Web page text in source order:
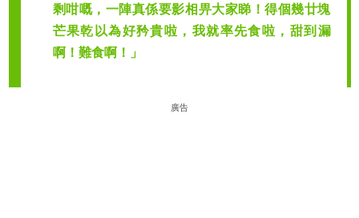
剩咁嘅，一陣真係要影相畀大家睇！得個幾廿塊
芒果乾以為好矜貴啦，我就率先食啦，甜到漏
啊！難食啊！」
廣告